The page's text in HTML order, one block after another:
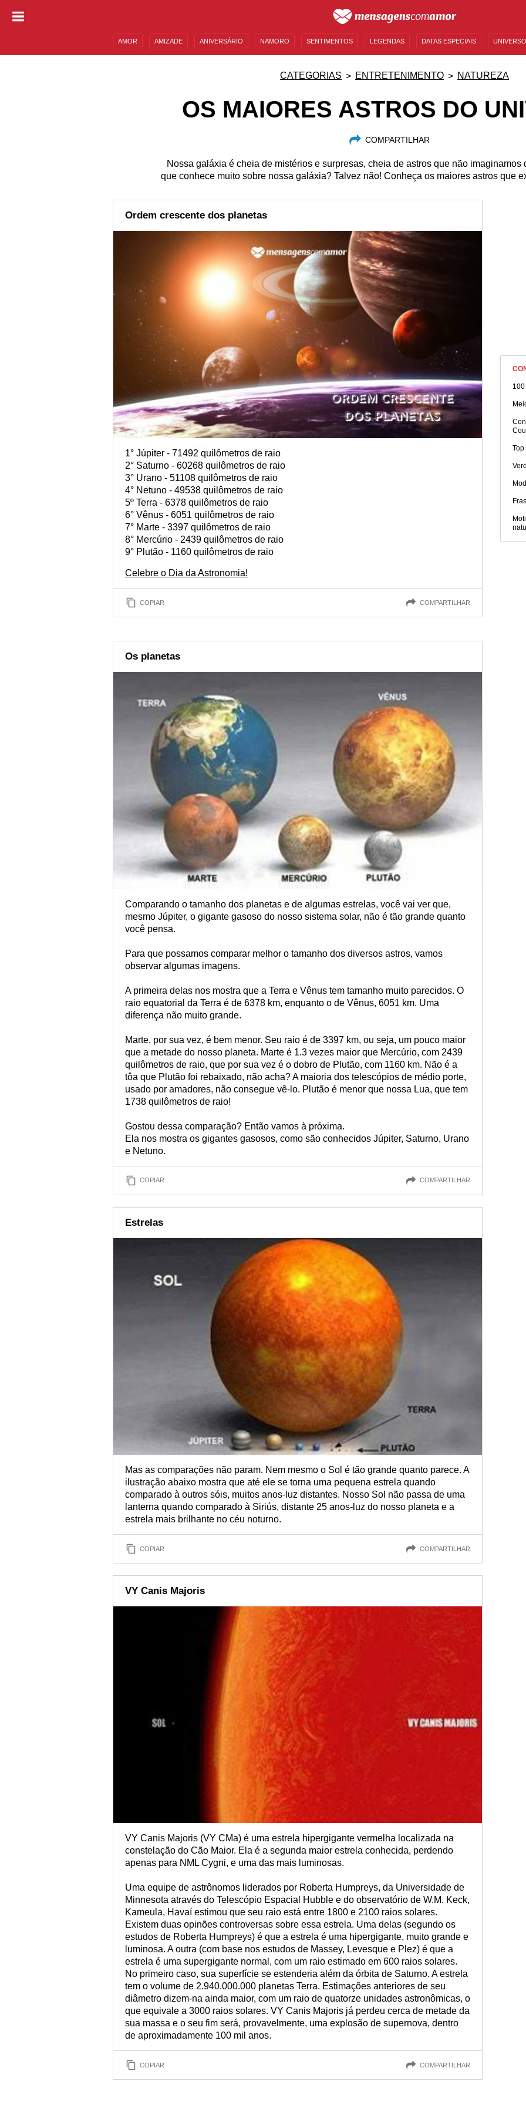
AMOR AMIZADE ANIVERSÁRIO NAMORO SENTIMENTOS LEGENDAS DATAS ESPECIAIS
CATEGORIAS ENTRETENIMENTO NATUREZA
OS MAIORES ASTROS DO
COMPARTILHAR
Nossa galáxia é cheia de mistérios e surpresas, cheia de astros que não imaginamos
que conhece muito sobre nossa galáxia? Talvez não! Conheça os maiores astros que
Ordem crescente dos planetas
1° Júpiter - 71492 quilômetros de raio
2° Saturno - 60268 quilômetros de raio
3° Urano - 51108 quilômetros de raio
4° Netuno - 49538 quilômetros de raio
5º Terra - 6378 quilômetros de raio
6° Vênus - 6051 quilômetros de raio
7° Marte - 3397 quilômetros de raio
8° Mercúrio - 2439 quilômetros de raio
9° Plutão - 1160 quilômetros de raio
Celebre o Dia da Astronomia!
COPIAR COMPARTILHAR
Os planetas
Comparando o tamanho dos planetas e de algumas estrelas, você vai ver que,
mesmo Júpiter, o gigante gasoso do nosso sistema solar, não é tão grande quanto
você pensa.
Para que possamos comparar melhor o tamanho dos diversos astros, vamos
observar algumas imagens.
A primeira delas nos mostra que a Terra e Vênus tem tamanho muito parecidos. O
raio equatorial da Terra é de 6378 km, enquanto o de Vênus, 6051 km. Uma
diferença não muito grande.
Marte, por sua vez, é bem menor. Seu raio é de 3397 km, ou seja, um pouco maior
que a metade do nosso planeta. Marte é 1.3 vezes maior que Mercúrio, com 2439
quilômetros de raio, que por sua vez é o dobro de Plutão, com 1160 km. Não é a
tôa que Plutão foi rebaixado, não acha? A maioria dos telescópios de médio porte,
usado por amadores, não consegue vê-lo. Plutão é menor que nossa Lua, que tem
1738 quilômetros de raio!
Gostou dessa comparação? Então vamos à próxima.
Ela nos mostra os gigantes gasosos, como são conhecidos Júpiter, Saturno, Urano
e Netuno.
COPIAR COMPARTILHAR
Estrelas
Mas as comparações não param. Nem mesmo o Sol é tão grande quanto parece. A
ilustração abaixo mostra que até ele se torna uma pequena estrela quando
comparado à outros sóis, muitos anos-luz distantes. Nosso Sol não passa de uma
lanterna quando comparado à Siriús, distante 25 anos-luz do nosso planeta e a
estrela mais brilhante no céu noturno.
COPIAR COMPARTILHAR
VY Canis Majoris
VY Canis Majoris (VY CMa) é uma estrela hipergigante vermelha localizada na
constelação do Cão Maior. Ela é a segunda maior estrela conhecida, perdendo
apenas para NML Cygni, e uma das mais luminosas.
Uma equipe de astrônomos liderados por Roberta Humpreys, da Universidade de
Minnesota através do Telescópio Espacial Hubble e do observatório de W.M. Keck,
Kameula, Havaí estimou que seu raio está entre 1800 e 2100 raios solares.
Existem duas opinões controversas sobre essa estrela. Uma delas (segundo os
estudos de Roberta Humpreys) é que a estrela é uma hipergigante, muito grande e
luminosa. A outra (com base nos estudos de Massey, Levesque e Plez) é que a
estrela é uma supergigante normal, com um raio estimado em 600 raios solares.
No primeiro caso, sua superfície se estenderia além da órbita de Saturno. A estrela
tem o volume de 2.940.000.000 planetas Terra. Estimações anteriores de seu
diâmetro dizem-na ainda maior, com um raio de quatorze unidades astronômicas, o
que equivale a 3000 raios solares. VY Canis Majoris já perdeu cerca de metade da
sua massa e o seu fim será, provavelmente, uma explosão de supernova, dentro
de aproximadamente 100 mil anos.
COPIAR COMPARTILHAR